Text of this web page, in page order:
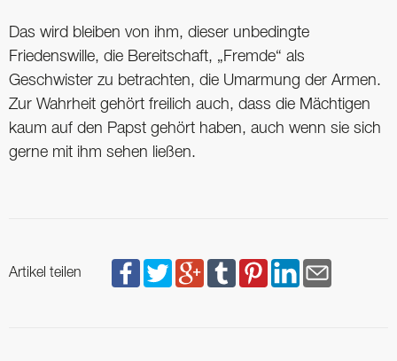
Das wird bleiben von ihm, dieser unbedingte
Friedenswille, die Bereitschaft, „Fremde“ als
Geschwister zu betrachten, die Umarmung der Armen.
Zur Wahrheit gehört freilich auch, dass die Mächtigen
kaum auf den Papst gehört haben, auch wenn sie sich
gerne mit ihm sehen ließen.
Artikel teilen